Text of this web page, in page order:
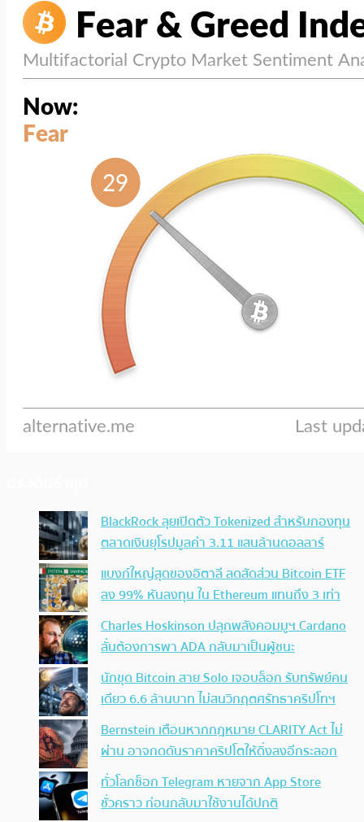
BlackRock ลุยเปิดตัว Tokenized สำหรับกองทุน
ตลาดเงินยุโรปมูลค่า 3.11 แสนล้านดอลลาร์
แบงก์ใหญ่สุดของอิตาลี ลดสัดส่วน Bitcoin ETF
ลง 99% หันลงทุน ใน Ethereum แทนถึง 3 เท่า
Charles Hoskinson ปลุกพลังคอมมูฯ Cardano
ลั่นต้องการพา ADA กลับมาเป็นผู้ชนะ
นักขุด Bitcoin สาย Solo เจอบล็อก รับทรัพย์คน
เดียว 6.6 ล้านบาท ไม่สนวิกฤตศรัทธาคริปโทฯ
Bernstein เตือนหากกฎหมาย CLARITY Act ไม่
ผ่าน อาจกดดันราคาคริปโตให้ดิ่งลงอีกระลอก
ทั่วโลกช็อก Telegram หายจาก App Store
ชั่วคราว ก่อนกลับมาใช้งานได้ปกติ